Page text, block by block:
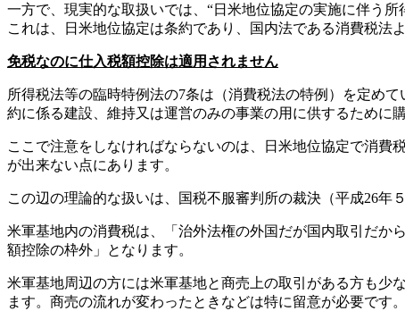
一方で、現実的な取扱いでは、“日米地位協定の実施に伴う
これは、日米地位協定は条約であり、国内法である消費税法
免税なのに仕入税額控除は適用されません
所得税法等の臨時特例法の7条は（消費税法の特例）を定め
約に係る建設、維持又は運営のみの事業の用に供するために
ここで注意をしなければならないのは、日米地位協定で消
が出来ない点にあります。
この辺の理論的な扱いは、国税不服審判所の裁決（平成26年
米軍基地内の消費税は、「治外法権の外国だが国内取引だ
額控除の枠外」となります。
米軍基地周辺の方には米軍基地と商売上の取引がある方も少
ます。商売の流れが変わったときなどは特に留意が必要です。